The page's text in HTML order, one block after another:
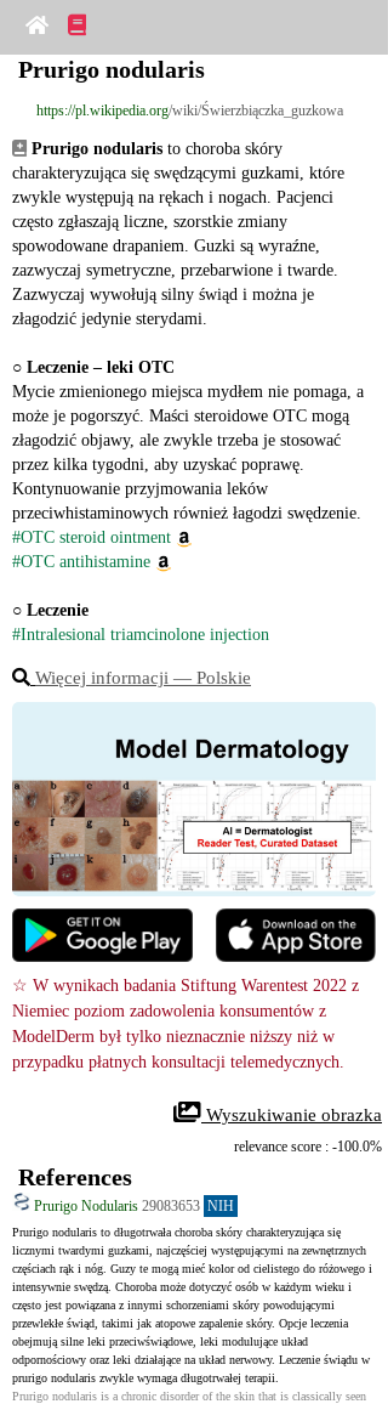
Prurigo nodularis
https://pl.wikipedia.org/wiki/Świerzbiączka_guzkowa
Prurigo nodularis to choroba skóry
charakteryzująca się swędzącymi guzkami, które
zwykle występują na rękach i nogach. Pacjenci
często zgłaszają liczne, szorstkie zmiany
spowodowane drapaniem. Guzki są wyraźne,
zazwyczaj symetryczne, przebarwione i twarde.
Zazwyczaj wywołują silny świąd i można je
złagodzić jedynie sterydami.
○ Leczenie – leki OTC
Mycie zmienionego miejsca mydłem nie pomaga, a
może je pogorszyć. Maści steroidowe OTC mogą
złagodzić objawy, ale zwykle trzeba je stosować
przez kilka tygodni, aby uzyskać poprawę.
Kontynuowanie przyjmowania leków
przeciwhistaminowych również łagodzi swędzenie.
#OTC steroid ointment
#OTC antihistamine
○ Leczenie
#Intralesional triamcinolone injection
Więcej informacji ― Polskie
☆ W wynikach badania Stiftung Warentest 2022 z
Niemiec poziom zadowolenia konsumentów z
ModelDerm był tylko nieznacznie niższy niż w
przypadku płatnych konsultacji telemedycznych.
Wyszukiwanie obrazka
relevance score : -100.0%
References
Prurigo Nodularis 29083653 NIH
Prurigo nodularis to długotrwała choroba skóry charakteryzująca się
licznymi twardymi guzkami, najczęściej występującymi na zewnętrznych
częściach rąk i nóg. Guzy te mogą mieć kolor od cielistego do różowego i
intensywnie swędzą. Choroba może dotyczyć osób w każdym wieku i
często jest powiązana z innymi schorzeniami skóry powodującymi
przewlekłe świąd, takimi jak atopowe zapalenie skóry. Opcje leczenia
obejmują silne leki przeciwświądowe, leki modulujące układ
odpornościowy oraz leki działające na układ nerwowy. Leczenie świądu w
prurigo nodularis zwykle wymaga długotrwałej terapii.
Prurigo nodularis is a chronic disorder of the skin that is classically seen